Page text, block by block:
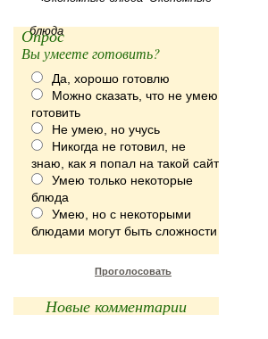
блюда
Опрос
Вы умеете готовить?
Да, хорошо готовлю
Можно сказать, что не умею
готовить
Не умею, но учусь
Никогда не готовил, не
знаю, как я попал на такой сайт
Умею только некоторые
блюда
Умею, но с некоторыми
блюдами могут быть сложности
Проголосовать
Новые комментарии